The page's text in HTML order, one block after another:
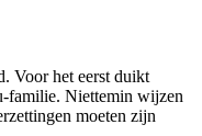
Voor het eerst duikt
familie. Niettemin wijzen
moeten zijn